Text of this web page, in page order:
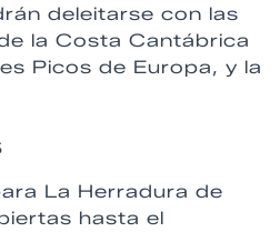
deleitarse con las
la Costa Cantábrica
Picos de Europa, y la
La Herradura de
hasta el